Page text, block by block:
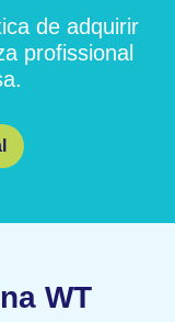
de adquirir
profissional
WT